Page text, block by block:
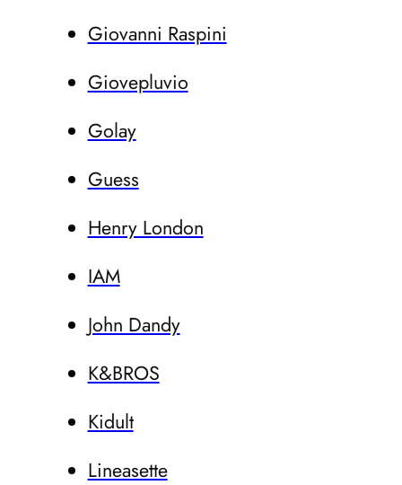
Giovanni Raspini
Giovepluvio
Golay
Guess
Henry London
IAM
John Dandy
K&BROS
Kidult
Lineasette